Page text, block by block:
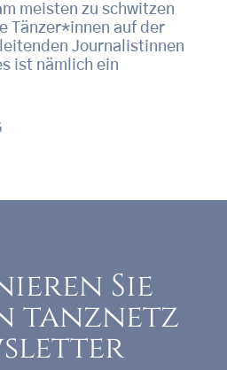
meisten zu schwitzen
Tänzer*innen auf der
Journalistinnen
ist nämlich ein
Sie
tanznetz